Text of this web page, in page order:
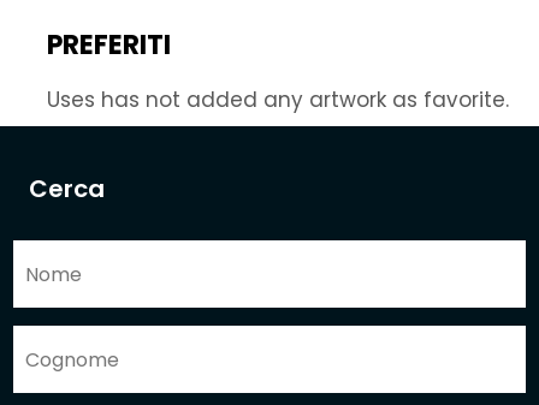
Cerca
PREFERITI
Uses has not added any artwork as favorite.